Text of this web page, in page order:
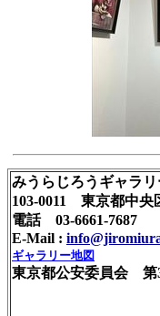
みうらじろうギャラリ
103-0011 東京都中
電話 03-6661-7687
E-Mail :
ギャラリー地図
東京都公安委員会 第